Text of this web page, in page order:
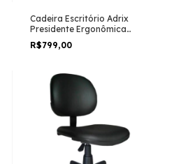
Cadeira Escritório Adrix
Presidente Ergonômica
Mecanismo Relax
R$799,00